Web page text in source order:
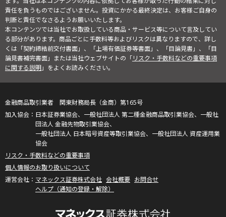
責任を負うものではございません。投資にかかる最終決定は、お客様ご自身の
判断と責任でなさるようお願いいたします。
本コンテンツでは当社でお取扱している商品・サービス等について言及してい
る部分があります。商品ごとに手数料等およびリスクは異なりますので、詳し
くは「契約締結前交付書面」、「上場有価証券等書面」、「目論見書」、「目
論見書補完書面」または当社ウェブサイトの「リスク・手数料などの重要事項
に関する説明」をよくお読みください。
金融商品取引業者 関東財務局長（金商）第165号
日本証券業協会、一般社団法人 第二種金融商品取引業協会、一般社
団法人 金融先物取引業協会、
一般社団法人 日本暗号資産等取引業協会、一般社団法人 資産運用業
協会
リスク・手数料などの重要事項
個人情報のお取り扱いについて
マネックス証券株式会社 会社概要 お問合せ
ヘルプ（通知の登録・解除）